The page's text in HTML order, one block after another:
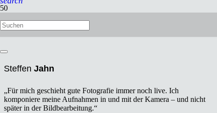
Steffen Jahn
„Für mich geschieht gute Fotografie immer noch live. Ich
komponiere meine Aufnahmen in und mit der Kamera – und nicht
später in der Bildbearbeitung.“